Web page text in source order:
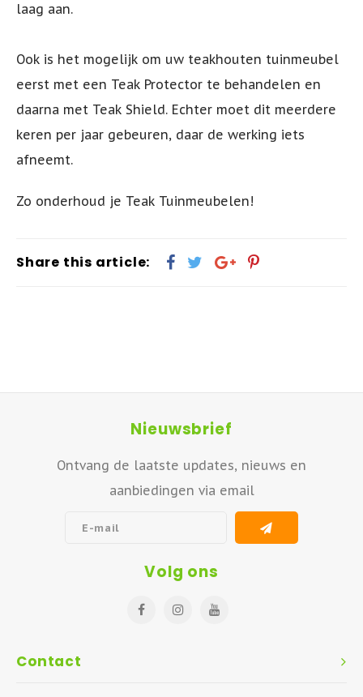
laag aan.
Ook is het mogelijk om uw teakhouten tuinmeubel
eerst met een Teak Protector te behandelen en
daarna met Teak Shield. Echter moet dit meerdere
keren per jaar gebeuren, daar de werking iets
afneemt.
Zo onderhoud je Teak Tuinmeubelen!
Share this article:
Contact
Nieuwsbrief
Ontvang de laatste updates, nieuws en
aanbiedingen via email
Volg ons